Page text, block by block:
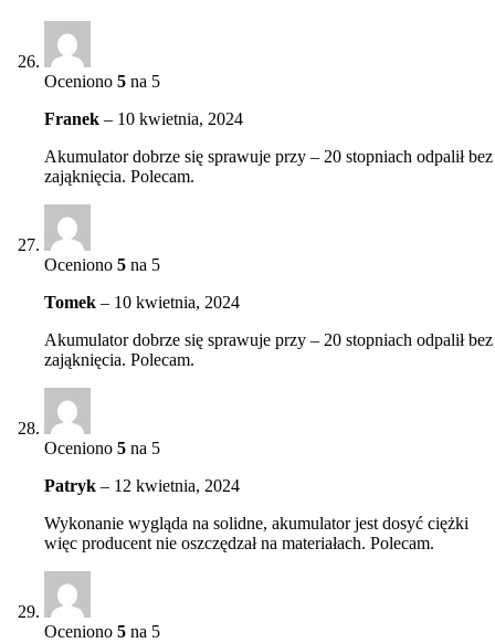
Oceniono 5 na 5
Franek – 10 kwietnia, 2024
Akumulator dobrze się sprawuje przy – 20 stopniach odpalił bez
zająknięcia. Polecam.
Oceniono 5 na 5
Tomek – 10 kwietnia, 2024
Akumulator dobrze się sprawuje przy – 20 stopniach odpalił bez
zająknięcia. Polecam.
Oceniono 5 na 5
Patryk – 12 kwietnia, 2024
Wykonanie wygląda na solidne, akumulator jest dosyć ciężki
więc producent nie oszczędzał na materiałach. Polecam.
Oceniono 5 na 5